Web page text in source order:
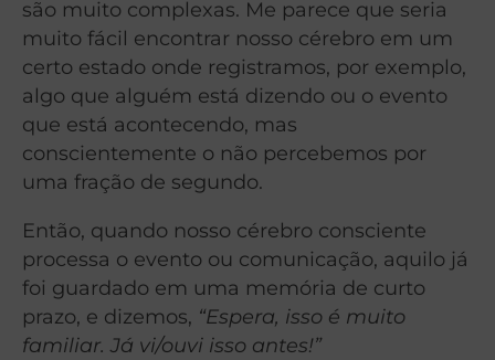
são muito complexas. Me parece que seria
muito fácil encontrar nosso cérebro em um
certo estado onde registramos, por exemplo,
algo que alguém está dizendo ou o evento
que está acontecendo, mas
conscientemente o não percebemos por
uma fração de segundo.
Então, quando nosso cérebro consciente
processa o evento ou comunicação, aquilo já
foi guardado em uma memória de curto
prazo, e dizemos, “Espera, isso é muito
familiar. Já vi/ouvi isso antes!”